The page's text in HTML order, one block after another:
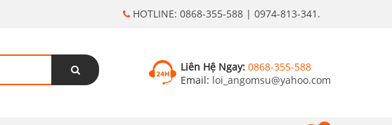
HOTLINE: 0868-355-588 | 0974-813-341.
Liên Hệ Ngay: 0868-355-588
Email: loi_angomsu@yahoo.com